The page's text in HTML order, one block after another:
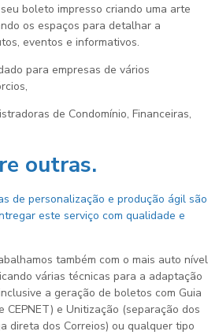
boleto impresso criando uma arte
os espaços para detalhar a
eventos e informativos.
para empresas de vários
de Condomínio, Financeiras,
outras.
de personalização e produção ágil são
este serviço com qualidade e
também com o mais auto nível
várias técnicas para a adaptação
a geração de boletos com Guia
CEPNET) e Unitização (separação dos
direta dos Correios) ou qualquer tipo